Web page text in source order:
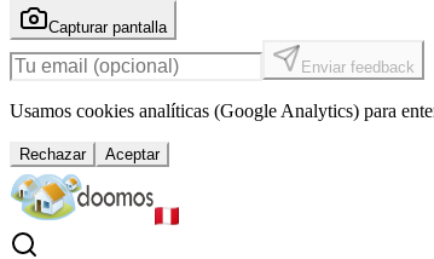
Capturar pantalla
Enviar feedback
Usamos cookies analíticas (Google Analytics) para
Rechazar Aceptar